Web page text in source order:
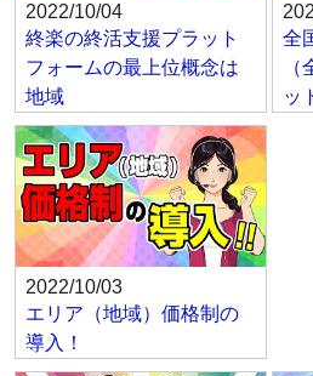
2022/10/04
終楽の終活支援プラット
フォームの最上位概念は
地域
全
ッ
2022/10/03
エリア（地域）価格制の
導入！